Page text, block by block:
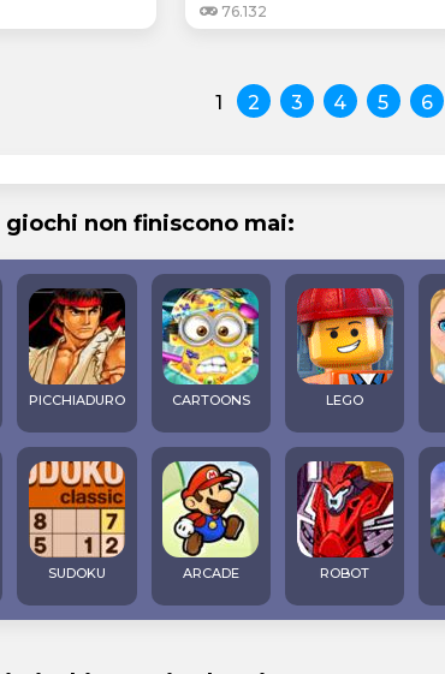
76.132
1 2 3 4 5 6
giochi non finiscono mai:
PICCHIADURO CARTOONS LEGO
SUDOKU ARCADE ROBOT